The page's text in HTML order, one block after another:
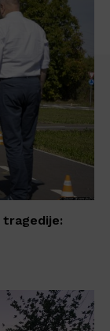
tragedije: